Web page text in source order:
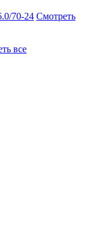
70-24 Смотреть
все